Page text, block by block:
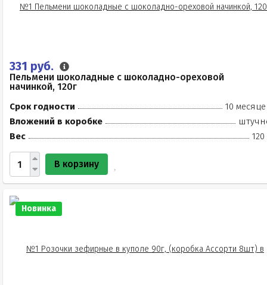
331 руб.
Пельмени шоколадные с шоколадно-ореховой
начинкой, 120г
Срок годности
10
Вложений в коробке
Вес
120
В корзину
Новинка